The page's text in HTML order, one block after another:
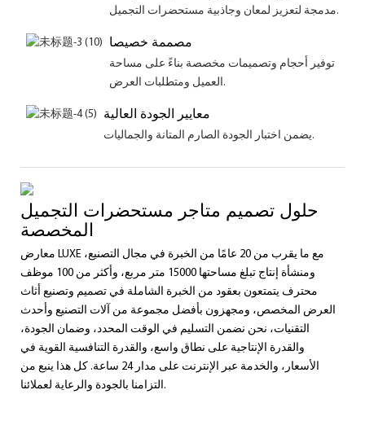
مدمجة لتعزيز لمعان وجاذبية مستحضرات التجميل.
مصممة خصيصا
توفير أحجام وتصميمات مخصصة بناءً على مساحة
العميل ومتطلبات العرض.
معايير الجودة العالية
يضمن اختبار الجودة الصارم المتانة والجماليات.
حلول تصميم متاجر مستحضرات التجميل
المخصصة
معارض LUXE مع ما يقرب من 20 عامًا من الخبرة في مجال التصنيع،
ومنشأة إنتاج تبلغ مساحتها 15000 متر مربع، وأكثر من 100 موظف
محترف يتمتعون بعقود من الخبرة الشاملة في تصميم وتصنيع أثاث
العرض المخصص، ومجهزون بأفضل مجموعة من آلات التصنيع وأحدث
التقنيات، نحن نضمن التسليم في الوقت المحدد، وضمان الجودة،
والقدرة الإنتاجية على نطاق واسع، والقدرة التنافسية القوية في
الأسعار، والخدمة عبر الإنترنت على مدار 24 ساعة. كل هذا ينبع من
التزامنا بالجودة والرعاية لعملائنا.